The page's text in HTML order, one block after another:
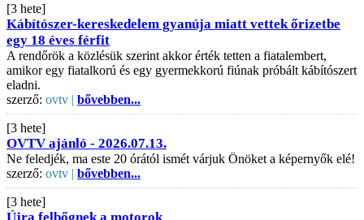
[3 hete]
Kábítószer-kereskedelem gyanúja miatt vettek őrizetbe
egy 18 éves férfit
A rendőrök a közlésük szerint akkor érték tetten a fiatalembert,
amikor egy fiatalkorú és egy gyermekkorú fiúnak próbált kábítószert
eladni.
szerző: ovtv | bővebben...
[3 hete]
OVTV ajánló - 2026.07.13.
Ne feledjék, ma este 20 órától ismét várjuk Önöket a képernyők elé!
szerző: ovtv | bővebben...
[3 hete]